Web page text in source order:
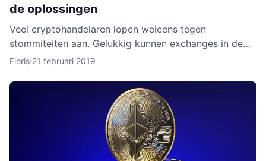
de oplossingen
Veel cryptohandelaren lopen weleens tegen
stommiteiten aan. Gelukkig kunnen exchanges in de
meeste gevallen helpen. Helaas zijn er ook gevallen
Floris·21 februari 2019